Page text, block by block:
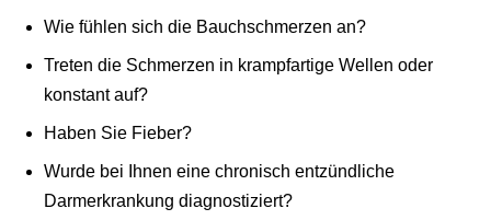
Wie fühlen sich die Bauchschmerzen an?
Treten die Schmerzen in krampfartige Wellen oder
konstant auf?
Haben Sie Fieber?
Wurde bei Ihnen eine chronisch entzündliche
Darmerkrankung diagnostiziert?